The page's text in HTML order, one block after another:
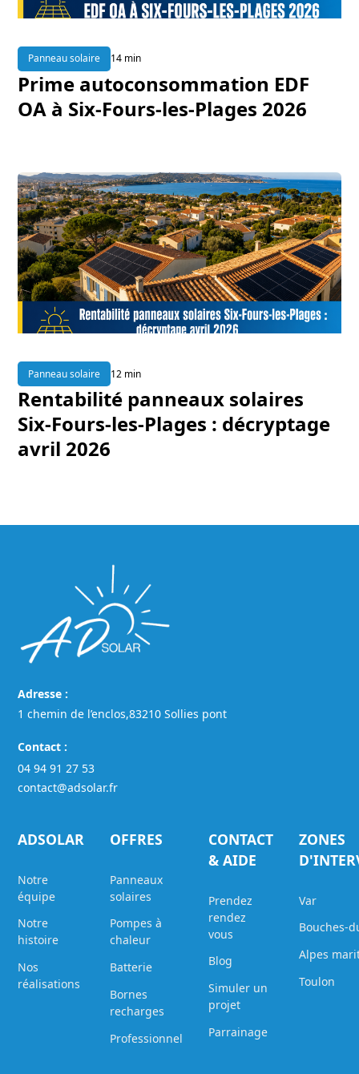
Panneau solaire 14 min
Prime autoconsommation EDF
OA à Six-Fours-les-Plages 2026
Panneau solaire 12 min
Rentabilité panneaux solaires
Six-Fours-les-Plages : décryptage
avril 2026
Adresse :
1 chemin de l’enclos,83210 Sollies pont
Contact :
04 94 91 27 53
contact@adsolar.fr
ADSOLAR
Notre
équipe
Notre
histoire
Nos
réalisations
OFFRES
Panneaux
solaires
Pompes à
chaleur
Batterie
Bornes
recharges
Professionnel
CONTACT
& AIDE
Prendez
rendez
vous
Blog
Simuler un
projet
Parrainage
ZONES
Var
Bouches-
Alpes
Toulon